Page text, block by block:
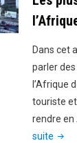
Dans cet
parler
l’Afrique
touriste
rendre en
suite "Les